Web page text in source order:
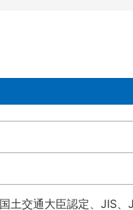
国土交通大臣認定、